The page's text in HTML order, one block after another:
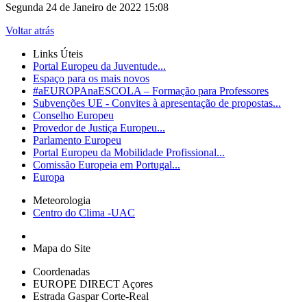
Segunda 24 de Janeiro de 2022 15:08
Voltar atrás
Links Úteis
Portal Europeu da Juventude...
Espaço para os mais novos
#aEUROPAnaESCOLA – Formação para Professores
Subvenções UE - Convites à apresentação de propostas...
Conselho Europeu
Provedor de Justiça Europeu...
Parlamento Europeu
Portal Europeu da Mobilidade Profissional...
Comissão Europeia em Portugal...
Europa
Meteorologia
Centro do Clima -UAC
Mapa do Site
Coordenadas
EUROPE DIRECT Açores
Estrada Gaspar Corte-Real